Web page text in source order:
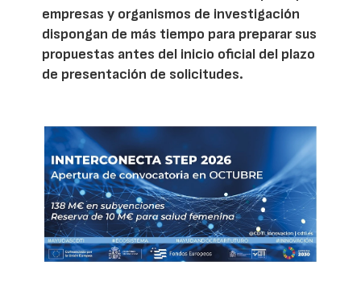
empresas y organismos de investigación
dispongan de más tiempo para preparar sus
propuestas antes del inicio oficial del plazo
de presentación de solicitudes.